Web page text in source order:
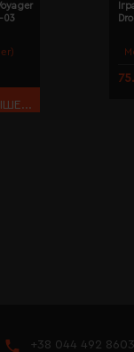
03
+38 044 492 8603